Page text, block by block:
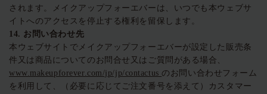
されます。メイクアップフォーエバーは、いつでも本ウェブサ
イトへのアクセスを停止する権利を留保します。
14. お問い合わせ先
本ウェブサイトでメイクアップフォーエバーが設定した販売条
件又は商品についてのお問合せ又はご質問がある場合、
www.makeupforever.com/jp/jp/contactus のお問い合わせフォーム
を利用して、（必要に応じてご注文番号を添えて）カスタマー